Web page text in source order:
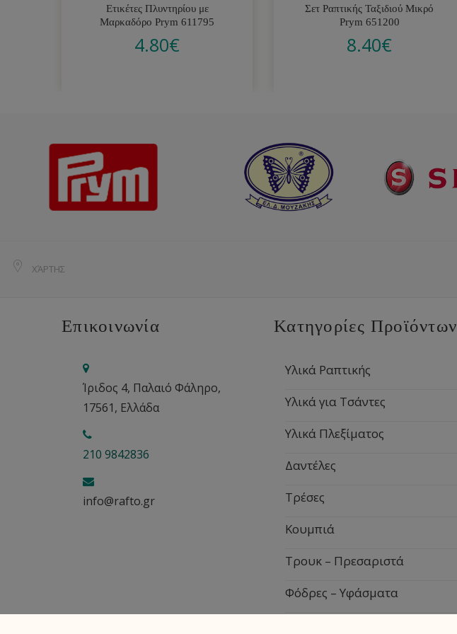
Ετικέτες Πλυντηρίου με
Μαρκαδόρο Prym 611795
4.80€
Σετ Ραπτικής Ταξιδιού Μικρό
Prym 651200
8.40€
ΧΆΡΤΗΣ
Επικοινωνία
Ίριδος 4, Παλαιό Φάληρο,
17561, Ελλάδα
210 9842836
info@rafto.gr
Κατηγορίες Προϊόντων
Υλικά Ραπτικής
Υλικά για Τσάντες
Υλικά Πλεξίματος
Δαντέλες
Τρέσες
Κουμπιά
Τρουκ – Πρεσαριστά
Φόδρες – Υφάσματα